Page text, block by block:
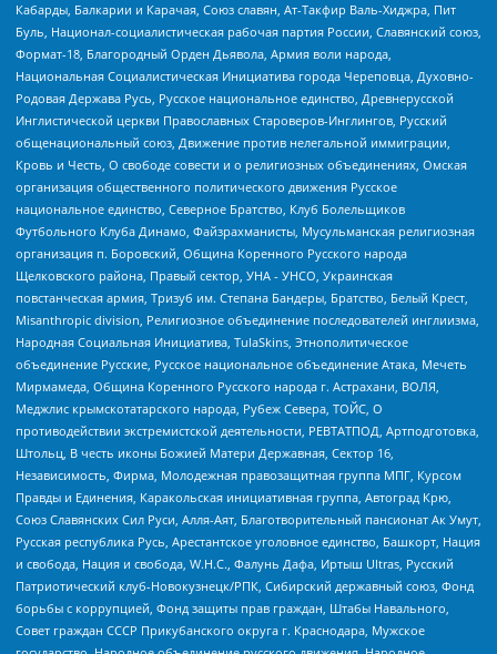
Кабарды, Балкарии и Карачая, Союз славян, Ат-Такфир Валь-Хиджра, Пит
Буль, Национал-социалистическая рабочая партия России, Славянский союз,
Формат-18, Благородный Орден Дьявола, Армия воли народа,
Национальная Социалистическая Инициатива города Череповца, Духовно-
Родовая Держава Русь, Русское национальное единство, Древнерусской
Инглистической церкви Православных Староверов-Инглингов, Русский
общенациональный союз, Движение против нелегальной иммиграции,
Кровь и Честь, О свободе совести и о религиозных объединениях, Омская
организация общественного политического движения Русское
национальное единство, Северное Братство, Клуб Болельщиков
Футбольного Клуба Динамо, Файзрахманисты, Мусульманская религиозная
организация п. Боровский, Община Коренного Русского народа
Щелковского района, Правый сектор, УНА - УНСО, Украинская
повстанческая армия, Тризуб им. Степана Бандеры, Братство, Белый Крест,
Misanthropic division, Религиозное объединение последователей инглиизма,
Народная Социальная Инициатива, TulaSkins, Этнополитическое
объединение Русские, Русское национальное объединение Атака, Мечеть
Мирмамеда, Община Коренного Русского народа г. Астрахани, ВОЛЯ,
Меджлис крымскотатарского народа, Рубеж Севера, ТОЙС, О
противодействии экстремистской деятельности, РЕВТАТПОД, Артподготовка,
Штольц, В честь иконы Божией Матери Державная, Сектор 16,
Независимость, Фирма, Молодежная правозащитная группа МПГ, Курсом
Правды и Единения, Каракольская инициативная группа, Автоград Крю,
Союз Славянских Сил Руси, Алля-Аят, Благотворительный пансионат Ак Умут,
Русская республика Русь, Арестантское уголовное единство, Башкорт, Нация
и свобода, Нация и свобода, W.H.С., Фалунь Дафа, Иртыш Ultras, Русский
Патриотический клуб-Новокузнецк/РПК, Сибирский державный союз, Фонд
борьбы с коррупцией, Фонд защиты прав граждан, Штабы Навального,
Совет граждан СССР Прикубанского округа г. Краснодара, Мужское